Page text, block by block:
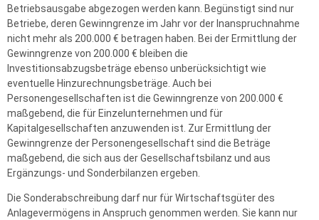
Betriebsausgabe abgezogen werden kann. Begünstigt sind nur
Betriebe, deren Gewinngrenze im Jahr vor der Inanspruchnahme
nicht mehr als 200.000 € betragen haben. Bei der Ermittlung der
Gewinngrenze von 200.000 € bleiben die
Investitionsabzugsbeträge ebenso unberücksichtigt wie
eventuelle Hinzurechnungsbeträge. Auch bei
Personengesellschaften ist die Gewinngrenze von 200.000 €
maßgebend, die für Einzelunternehmen und für
Kapitalgesellschaften anzuwenden ist. Zur Ermittlung der
Gewinngrenze der Personengesellschaft sind die Beträge
maßgebend, die sich aus der Gesellschaftsbilanz und aus
Ergänzungs- und Sonderbilanzen ergeben.
Die Sonderabschreibung darf nur für Wirtschaftsgüter des
Anlagevermögens in Anspruch genommen werden. Sie kann nur